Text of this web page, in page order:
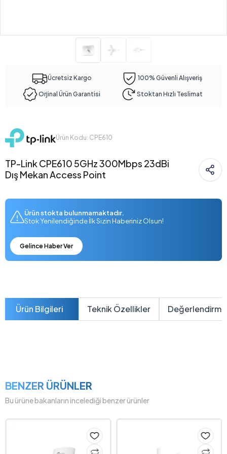
Ücretsiz Kargo 100% Güvenli Alışveriş
Orjinal Ürün Garantisi Stoktan Hızlı Teslimat
Ürün Kodu: CPE610
TP-Link CPE610 5GHz 300Mbps 23dBi
Dış Mekan Access Point
Ürün stokta bulunmamaktadır.
Stok Yenilendiğinde İlk Sizin Haberiniz Olsun!
Gelince Haber Ver
Ürün Bilgileri Teknik Özellikler
BENZER ÜRÜNLER
Bu ürüne bakanların incelediği benzer ürünler